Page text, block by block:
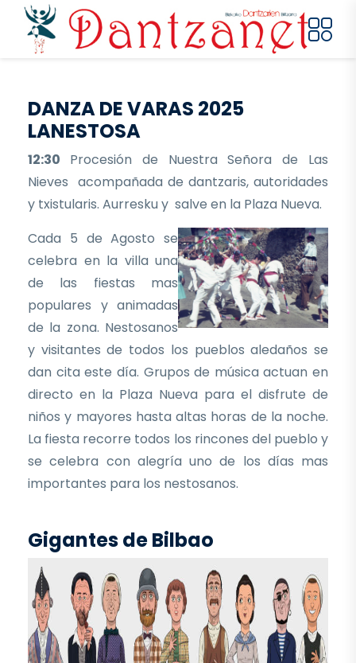
Pasar al contenido principal
DANZA DE VARAS 2025
LANESTOSA
12:30 Procesión de Nuestra Señora de Las
Nieves acompañada de dantzaris, autoridades
y txistularis. Aurresku y salve en la Plaza Nueva.
Cada 5 de Agosto se
celebra en la villa una
de las fiestas mas
populares y animadas
de la zona. Nestosanos
y visitantes de todos los pueblos aledaños se
dan cita este día. Grupos de música actuan en
directo en la Plaza Nueva para el disfrute de
niños y mayores hasta altas horas de la noche.
La fiesta recorre todos los rincones del pueblo y
se celebra con alegría uno de los días mas
importantes para los nestosanos.
Gigantes de Bilbao